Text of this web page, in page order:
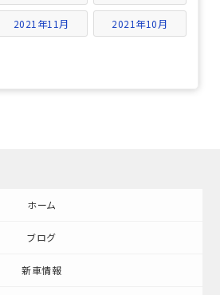
2021年11月 2021年10月
ホーム
ブログ
新車情報